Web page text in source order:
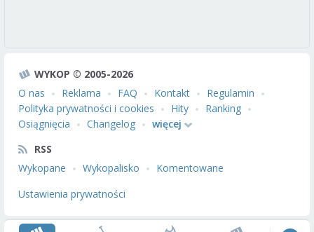
WYKOP © 2005-2026
O nas
Reklama FAQ Kontakt
Regulamin
Polityka prywatności i cookies
Hity
Ranking
Osiągnięcia
Changelog
więcej
RSS
Wykopane
Wykopalisko
Komentowane
Ustawienia prywatności